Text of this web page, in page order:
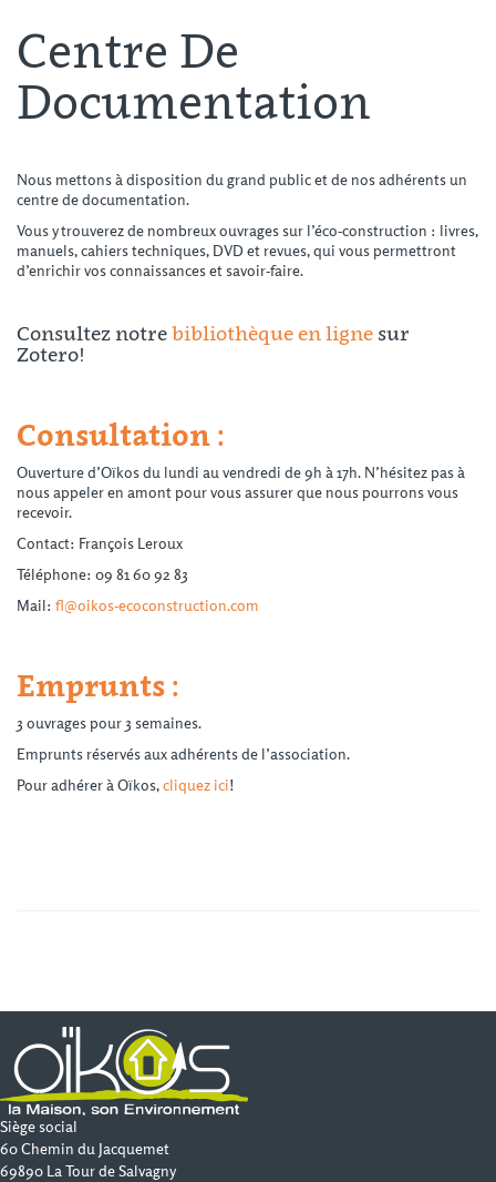
Centre De
Documentation
Nous mettons à disposition du grand public et de nos adhérents un
centre de documentation.
Vous y trouverez de nombreux ouvrages sur l’éco-construction : livres,
manuels, cahiers techniques, DVD et revues, qui vous permettront
d’enrichir vos connaissances et savoir-faire.
Consultez notrebibliothèque en ligne sur
Zotero!
Consultation :
Ouverture d’Oïkos du lundi au vendredi de 9h à 17h. N’hésitez pas à
nous appeler en amont pour vous assurer que nous pourrons vous
recevoir.
Contact: François Leroux
Téléphone: 09 81 60 92 83
Mail: fl@oikos-ecoconstruction.com
Emprunts :
3 ouvrages pour 3 semaines.
Emprunts réservés aux adhérents de l’association.
Pour adhérer à Oïkos,cliquez ici!
Siège social
60 Chemin du Jacquemet
69890 La Tour de Salvagny